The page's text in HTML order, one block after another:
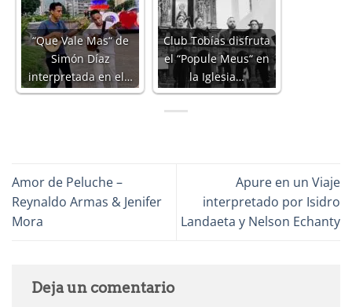
“Que Vale Mas“ de
Simón Díaz
interpretada en el…
Club Tobías disfruta
el “Popule Meus“ en
la Iglesia…
Amor de Peluche –
Reynaldo Armas & Jenifer
Mora
Apure en un Viaje
interpretado por Isidro
Landaeta y Nelson Echanty
Deja un comentario